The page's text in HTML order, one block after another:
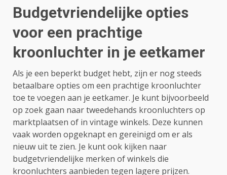
Budgetvriendelijke opties
voor een prachtige
kroonluchter in je eetkamer
Als je een beperkt budget hebt, zijn er nog steeds
betaalbare opties om een prachtige kroonluchter
toe te voegen aan je eetkamer. Je kunt bijvoorbeeld
op zoek gaan naar tweedehands kroonluchters op
marktplaatsen of in vintage winkels. Deze kunnen
vaak worden opgeknapt en gereinigd om er als
nieuw uit te zien. Je kunt ook kijken naar
budgetvriendelijke merken of winkels die
kroonluchters aanbieden tegen lagere prijzen.